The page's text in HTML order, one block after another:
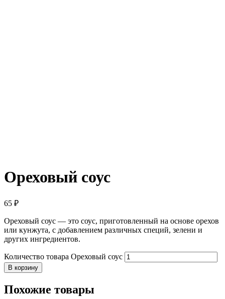
Ореховый соус
65 ₽
Ореховый соус — это соус, приготовленный на основе орехов
или кунжута, с добавлением различных специй, зелени и
других ингредиентов.
Количество товара Ореховый соус
В корзину
Похожие товары